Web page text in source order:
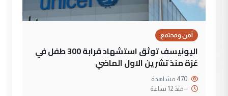
أمن ومجتمع
اليونيسف توثق استشهاد قرابة 300 طفل في
غزة منذ تشرين الاول الماضي
--منذ 12 ساعة